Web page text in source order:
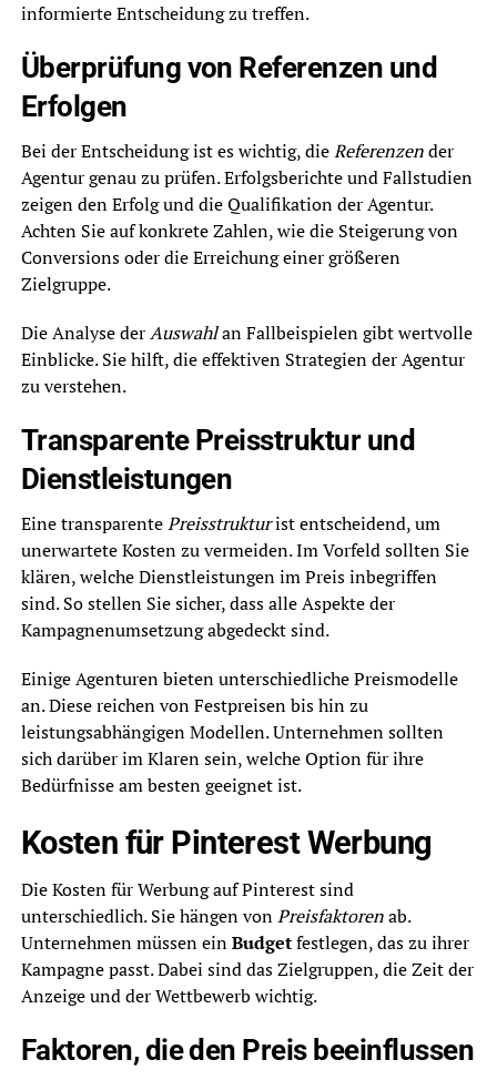
informierte Entscheidung zu treffen.
Überprüfung von Referenzen und
Erfolgen
Bei der Entscheidung ist es wichtig, dieReferenzender
Agentur genau zu prüfen. Erfolgsberichte und Fallstudien
zeigen den Erfolg und die Qualifikation der Agentur.
Achten Sie auf konkrete Zahlen, wie die Steigerung von
Conversions oder die Erreichung einer größeren
Zielgruppe.
Die Analyse derAuswahlan Fallbeispielen gibt wertvolle
Einblicke. Sie hilft, die effektiven Strategien der Agentur
zu verstehen.
Transparente Preisstruktur und
Dienstleistungen
Eine transparentePreisstrukturist entscheidend, um
unerwartete Kosten zu vermeiden. Im Vorfeld sollten Sie
klären, welche Dienstleistungen im Preis inbegriffen
sind. So stellen Sie sicher, dass alle Aspekte der
Kampagnenumsetzung abgedeckt sind.
Einige Agenturen bieten unterschiedliche Preismodelle
an. Diese reichen von Festpreisen bis hin zu
leistungsabhängigen Modellen. Unternehmen sollten
sich darüber im Klaren sein, welche Option für ihre
Bedürfnisse am besten geeignet ist.
Kosten für Pinterest Werbung
Die Kosten für Werbung auf Pinterest sind
unterschiedlich. Sie hängen vonPreisfaktorenab.
Unternehmen müssen einBudgetfestlegen, das zu ihrer
Kampagne passt. Dabei sind das Zielgruppen, die Zeit der
Anzeige und der Wettbewerb wichtig.
Faktoren, die den Preis beeinflussen